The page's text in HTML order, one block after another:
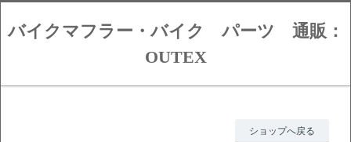
バイクマフラー・バイク パーツ 通販：
OUTEX
ショップへ戻る